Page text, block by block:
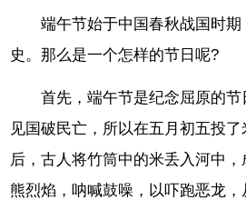
端午节始于中国春秋战国时期
史。那么是一个怎样的节日呢?
首先，端午节是纪念屈原的
见国破民亡，所以在五月初五投
后，古人将竹筒中的米丢入河中
熊烈焰，呐喊鼓噪，以吓跑恶龙